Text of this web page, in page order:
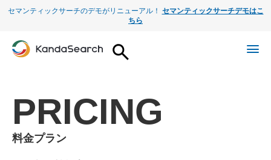
セマンティックサーチのデモがリニューアル！ セマンティックサーチデモはこ
ちら
PRICING
料金プラン